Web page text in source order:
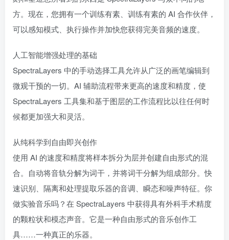
方。现在，您拥有一个训练有素、训练有素的 AI 合作伙伴，
可以感知模式、执行操作并加快您获得完美音频的速度。
人工智能增强处理的基础
SpectraLayers 中的手动选择工具允许从广泛的画笔编辑到
微观干预的一切。AI 辅助流程带来更高的速度和精度，使
SpectraLayers 工具集和基于图层的工作流程比以往任何时
候都更加强大和灵活。
从纯科学到自由即兴创作
使用 AI 的速度和精度将样本拆分为层并创建自由形式的混
合。自动将音轨分解为词干，并将词干分解为组成部分。快
速识别、隔离和处理提取乐器的音调、瞬态和噪声特征。你
做实验音乐吗？在 SpectraLayers 中获得具有外科手术精度
的颗粒状和模态声音。它是一种自由形式的音乐创作工
具……一种真正的乐器。